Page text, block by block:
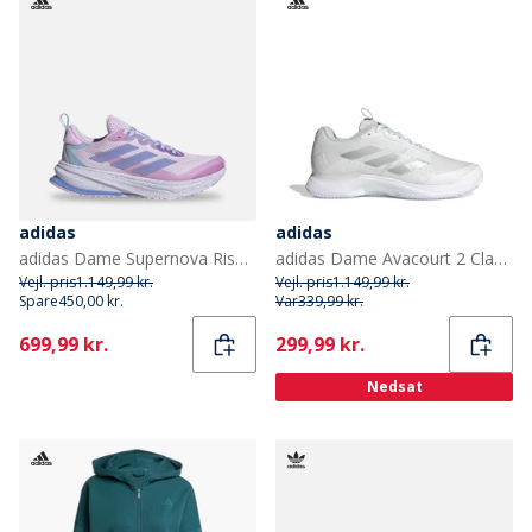
adidas
adidas Dame Supernova Rise ATR Neutrale Løbesko Ice Lavender/Blue Spark Metallic/Blue Lily
Vejl. pris1.149,99 kr.
Spare450,00 kr.
Current
699,99 kr.
adidas
adidas Dame Avacourt 2 Clay Tennis Sko Cloud White/Silver Metallic/Hvid
Vejl. pris1.149,99 kr.
Var339,99 kr.
Current
299,99 kr.
Nedsat